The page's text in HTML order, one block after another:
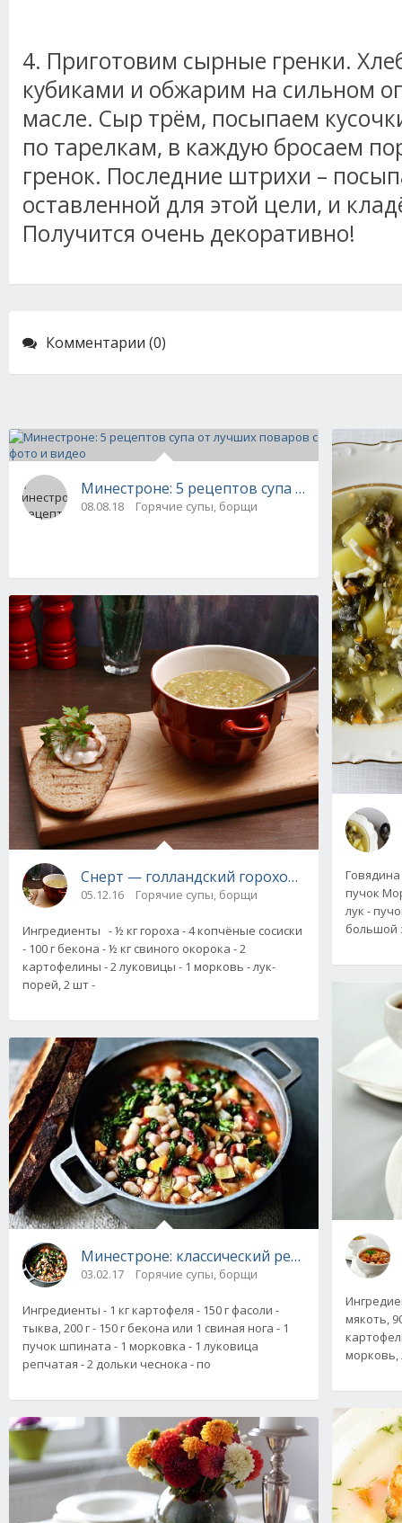
4. Приготовим сырные гренки.
кубиками и обжарим на сильном
масле. Сыр трём, посыпаем
по тарелкам, в каждую бросаем
гренок. Последние штрихи –
оставленной для этой цели, и
Получится очень декоративно!
Комментарии (0)
Минестроне: 5 рецептов супа от лучших
08.08.18 Горячие супы, борщи
Снерт — голландский гороховый суп
05.12.16 Горячие супы, борщи
Ингредиенты - ½ кг гороха - 4 копчёные сосиски
- 100 г бекона - ½ кг свиного окорока - 2
картофелины - 2 луковицы - 1 морковь - лук-
порей, 2 шт -
Минестроне: классический рецепт пошагово
03.02.17 Горячие супы, борщи
Ингредиенты - 1 кг картофеля - 150 г фасоли -
тыква, 200 г - 150 г бекона или 1 свиная нога - 1
пучок шпината - 1 морковка - 1 луковица
репчатая - 2 дольки чеснока - по
пучок
лук -
большой
мякоть,
морковь,